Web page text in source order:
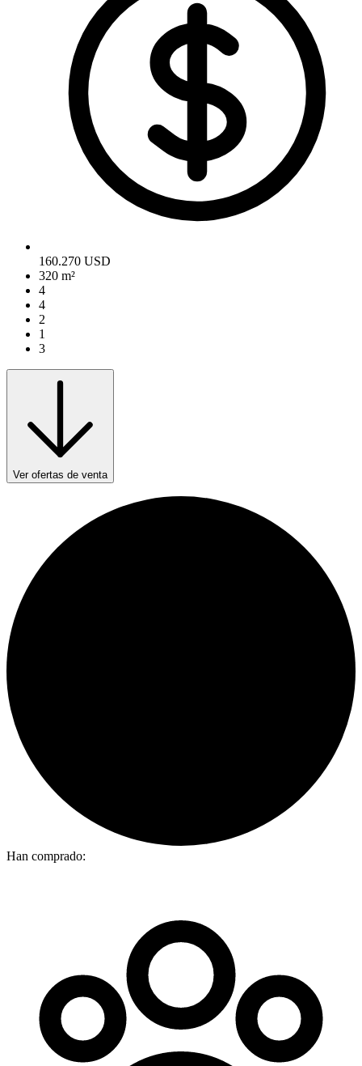
160.270 USD
320 m²
4
4
2
1
3
Ver ofertas de venta
Han comprado: